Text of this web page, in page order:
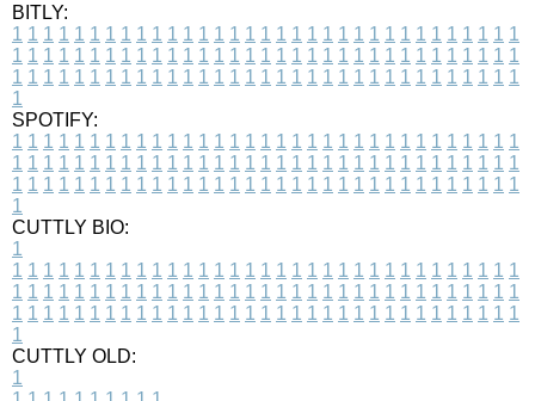
BITLY:
1 1 1 1 1 1 1 1 1 1 1 1 1 1 1 1 1 1 1 1 1 1 1 1 1 1 1 1 1 1 1 1 1
1 1 1 1 1 1 1 1 1 1 1 1 1 1 1 1 1 1 1 1 1 1 1 1 1 1 1 1 1 1 1 1 1
1 1 1 1 1 1 1 1 1 1 1 1 1 1 1 1 1 1 1 1 1 1 1 1 1 1 1 1 1 1 1 1 1
1
SPOTIFY:
1 1 1 1 1 1 1 1 1 1 1 1 1 1 1 1 1 1 1 1 1 1 1 1 1 1 1 1 1 1 1 1 1
1 1 1 1 1 1 1 1 1 1 1 1 1 1 1 1 1 1 1 1 1 1 1 1 1 1 1 1 1 1 1 1 1
1 1 1 1 1 1 1 1 1 1 1 1 1 1 1 1 1 1 1 1 1 1 1 1 1 1 1 1 1 1 1 1 1
1
CUTTLY BIO:
1
1 1 1 1 1 1 1 1 1 1 1 1 1 1 1 1 1 1 1 1 1 1 1 1 1 1 1 1 1 1 1 1 1
1 1 1 1 1 1 1 1 1 1 1 1 1 1 1 1 1 1 1 1 1 1 1 1 1 1 1 1 1 1 1 1 1
1 1 1 1 1 1 1 1 1 1 1 1 1 1 1 1 1 1 1 1 1 1 1 1 1 1 1 1 1 1 1 1 1
1
CUTTLY OLD:
1